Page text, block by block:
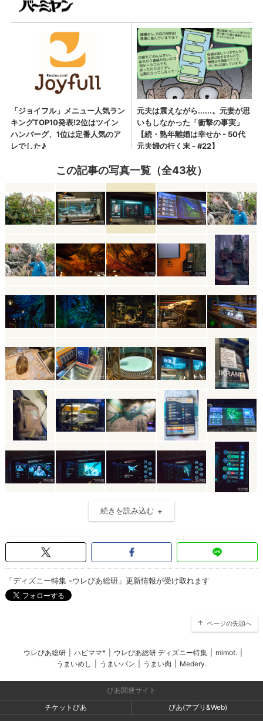
この記事の写真一覧（全43枚）
続きを読み込む
「ディズニー特集 -ウレぴあ総研」更新情報が受け取れます
ページの先頭へ
ウレぴあ総研 ハピママ* ウレぴあ総研 ディズニー特集 mimot.
うまいめし
うまいパン うまい肉 Medery.
ぴあ関連サイト
チケットぴあ
ぴあ(アプリ&Web)